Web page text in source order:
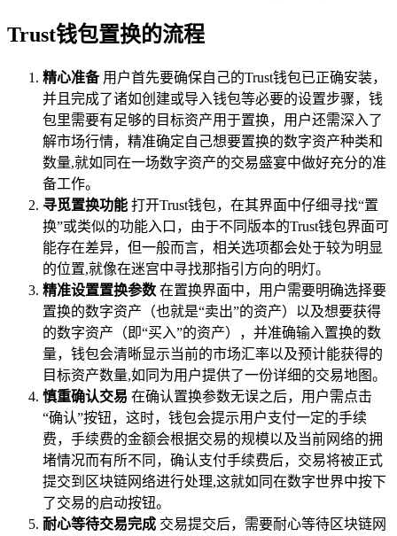
Trust钱包置换的流程
精心准备用户首先要确保自己的Trust钱包已正确安装，
并且完成了诸如创建或导入钱包等必要的设置步骤，钱
包里需要有足够的目标资产用于置换，用户还需深入了
解市场行情，精准确定自己想要置换的数字资产种类和
数量,就如同在一场数字资产的交易盛宴中做好充分的准
备工作。
寻觅置换功能 打开Trust钱包，在其界面中仔细寻找“置
换”或类似的功能入口，由于不同版本的Trust钱包界面可
能存在差异，但一般而言，相关选项都会处于较为明显
的位置,就像在迷宫中寻找那指引方向的明灯。
精准设置置换参数 在置换界面中，用户需要明确选择要
置换的数字资产（也就是“卖出”的资产）以及想要获得
的数字资产（即“买入”的资产），并准确输入置换的数
量，钱包会清晰显示当前的市场汇率以及预计能获得的
目标资产数量,如同为用户提供了一份详细的交易地图。
慎重确认交易 在确认置换参数无误之后，用户需点击
“确认”按钮，这时，钱包会提示用户支付一定的手续
费，手续费的金额会根据交易的规模以及当前网络的拥
堵情况而有所不同，确认支付手续费后，交易将被正式
提交到区块链网络进行处理,这就如同在数字世界中按下
了交易的启动按钮。
耐心等待交易完成 交易提交后，需要耐心等待区块链网